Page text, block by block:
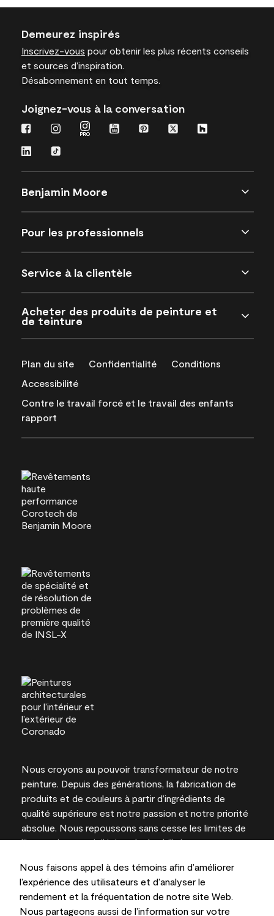
Nous faisons appel à des témoins afin d’améliorer
l’expérience des utilisateurs et d’analyser le
rendement et la fréquentation de notre site Web.
Nous partageons aussi de l’information sur votre
Demeurez inspirés
Inscrivez-vous pour obtenir les plus récents conseils
et sources d’inspiration.
Désabonnement en tout temps.
Joignez-vous à la conversation
Benjamin Moore
Pour les professionnels
Service à la clientèle
Acheter des produits de peinture et
de teinture
Plan du site Confidentialité
Conditions
Accessibilité
Contre le travail forcé et le travail des enfants
rapport
Nous croyons au pouvoir transformateur de notre
peinture. Depuis des générations, la fabrication de
produits et de couleurs à partir d’ingrédients de
qualité supérieure est notre passion et notre priorité
absolue. Nous repoussons sans cesse les limites de
l’innovation et privilégions la durabilité pour
l’expertise locale.